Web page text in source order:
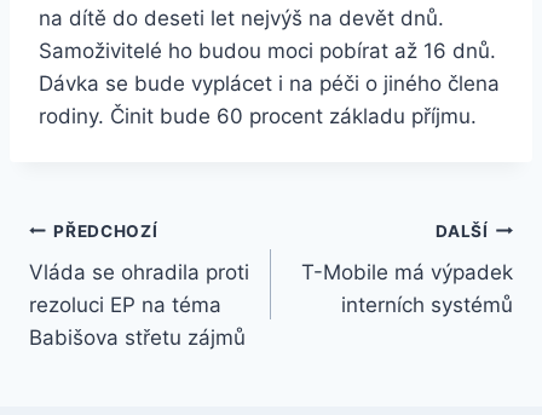
na dítě do deseti let nejvýš na devět dnů.
Samoživitelé ho budou moci pobírat až 16 dnů.
Dávka se bude vyplácet i na péči o jiného člena
rodiny. Činit bude 60 procent základu příjmu.
Navigace
pro
příspěvek
PŘEDCHOZÍ
Vláda se ohradila proti
rezoluci EP na téma
Babišova střetu zájmů
DALŠÍ
T-Mobile má výpadek
interních systémů